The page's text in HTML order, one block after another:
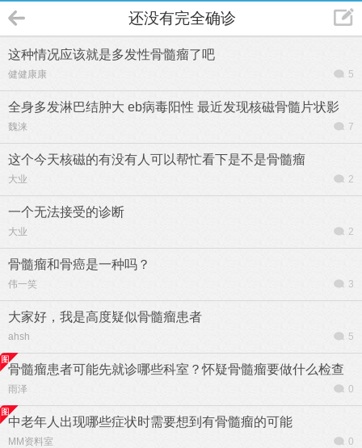
还没有完全确诊
这种情况应该就是多发性骨髓瘤了吧
健健康康 5
全身多发淋巴结肿大 eb病毒阳性 最近发现核磁骨髓片状影
魏涞 7
这个今天核磁的有没有人可以帮忙看下是不是骨髓瘤
大业 2
一个无法接受的诊断
大业 2
骨髓瘤和骨癌是一种吗？
伟一笑 3
大家好，我是高度疑似骨髓瘤患者
ahsh 5
骨髓瘤患者可能先就诊哪些科室？怀疑骨髓瘤要做什么检查
雨泽 0
中老年人出现哪些症状时需要想到有骨髓瘤的可能
MM资料室 0